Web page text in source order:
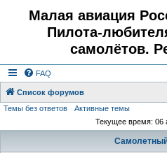
Малая авиация
Пилота-
самолётов.
FAQ
Список форумов
Темы без ответов
Активные темы
Текущее время: 06